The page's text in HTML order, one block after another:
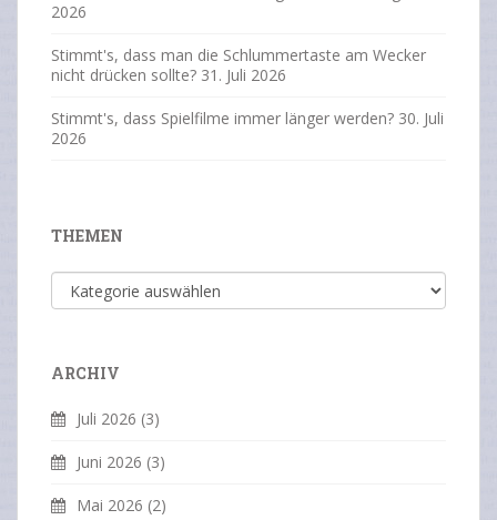
2026
Stimmt's, dass man die Schlummertaste am Wecker
nicht drücken sollte? 31. Juli 2026
Stimmt's, dass Spielfilme immer länger werden? 30. Juli
2026
THEMEN
Themen
ARCHIV
Juli 2026 (3)
Juni 2026 (3)
Mai 2026 (2)